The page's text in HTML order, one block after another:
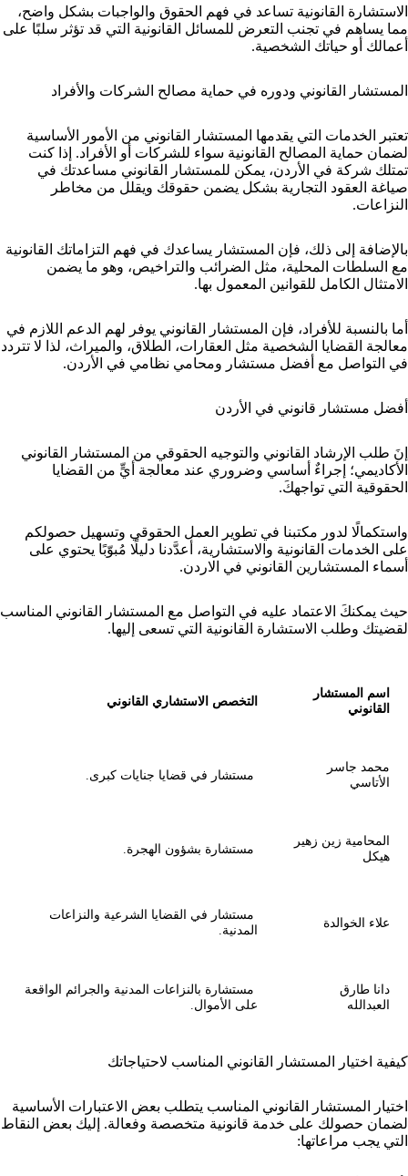
الاستشارة القانونية تساعد في فهم الحقوق والواجبات بشكل واضح،
مما يساهم في تجنب التعرض للمسائل القانونية التي قد تؤثر سلبًا على
أعمالك أو حياتك الشخصية.
المستشار القانوني ودوره في حماية مصالح الشركات والأفراد
تعتبر الخدمات التي يقدمها المستشار القانوني من الأمور الأساسية
لضمان حماية المصالح القانونية سواء للشركات أو الأفراد. إذا كنت
تمتلك شركة في الأردن، يمكن للمستشار القانوني مساعدتك في
صياغة العقود التجارية بشكل يضمن حقوقك ويقلل من مخاطر
النزاعات.
بالإضافة إلى ذلك، فإن المستشار يساعدك في فهم التزاماتك القانونية
مع السلطات المحلية، مثل الضرائب والتراخيص، وهو ما يضمن
الامتثال الكامل للقوانين المعمول بها.
أما بالنسبة للأفراد، فإن المستشار القانوني يوفر لهم الدعم اللازم في
معالجة القضايا الشخصية مثل العقارات، الطلاق، والميراث، لذا لا تتردد
في التواصل مع أفضل مستشار ومحامي نظامي في الأردن.
أفضل مستشار قانوني في الأردن
إنَ طلب الإرشاد القانوني والتوجيه الحقوقي من المستشار القانوني
الأكاديمي؛ إجراءٌ أساسي وضروري عند معالجة أيٍّ من القضايا
الحقوقية التي تواجهكَ.
واستكمالًا لدور مكتبنا في تطوير العمل الحقوقي وتسهيل حصولكم
على الخدمات القانونية والاستشارية، أعدَّدنا دليلًا مُبوّبًا يحتوي على
أسماء المستشارين القانوني في الاردن.
حيث يمكنكَ الاعتماد عليه في التواصل مع المستشار القانوني المناسب
لقضيتك وطلب الاستشارة القانونية التي تسعى إليها.
اسم المستشار
القانوني
التخصص الاستشاري القانوني
محمد جاسر
الأتاسي
مستشار في قضايا جنايات كبرى.
المحامية زين زهير
هيكل
مستشارة بشؤون الهجرة.
علاء الخوالدة
مستشار في القضايا الشرعية والنزاعات
المدنية.
دانا طارق
العبدالله
مستشارة بالنزاعات المدنية والجرائم الواقعة
على الأموال.
كيفية اختيار المستشار القانوني المناسب لاحتياجاتك
اختيار المستشار القانوني المناسب يتطلب بعض الاعتبارات الأساسية
لضمان حصولك على خدمة قانونية متخصصة وفعالة. إليك بعض النقاط
التي يجب مراعاتها: